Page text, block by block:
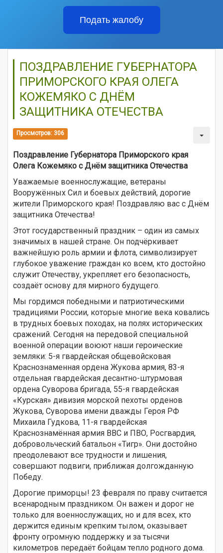
Подать жалобу
ПОЗДРАВЛЕНИЕ ГУБЕРНАТОРА
ПРИМОРСКОГО КРАЯ ОЛЕГА
КОЖЕМЯКО С ДНЁМ
ЗАЩИТНИКА ОТЕЧЕСТВА
Просмотров: 306
Поздравление Губернатора Приморского края
Олега Кожемяко с Днём защитника Отечества
Уважаемые военнослужащие, ветераны
Вооружённых Сил и боевых действий, дорогие
жители Приморского края! Поздравляю вас с Днём
защитника Отечества!
Этот государственный праздник – один из самых
значимых в нашей стране. Он подчёркивает
важнейшую роль армии и флота, символизирует
глубокое уважение граждан ко всем, кто достойно
служит Отечеству, укрепляет его безопасность,
создаёт основу для мирного будущего.
Мы гордимся победными и патриотическими
традициями России, которые многие века ковались
в трудных боевых походах, на полях исторических
сражений. Сегодня на передовой специальной
военной операции воюют наши героические
земляки: 5-я гвардейская общевойсковая
Краснознаменная ордена Жукова армия, 83-я
отдельная гвардейская десантно-штурмовая
ордена Суворова бригада, 55-я гвардейская
«Курская» дивизия морской пехоты орденов
Жукова, Суворова имени дважды Героя РФ
Михаила Гудкова, 11-я гвардейская
Краснознамённая армия ВВС и ПВО, Росгвардия,
добровольческий батальон «Тигр». Они достойно
преодолевают все трудности и лишения,
совершают подвиги, приближая долгожданную
Победу.
Дорогие приморцы! 23 февраля по праву считается
всенародным праздником. Он важен и дорог не
только для военнослужащих, но и для всех, кто
держится единым крепким тылом, оказывает
фронту огромную поддержку и за тысячи
километров передаёт бойцам тепло родного дома.